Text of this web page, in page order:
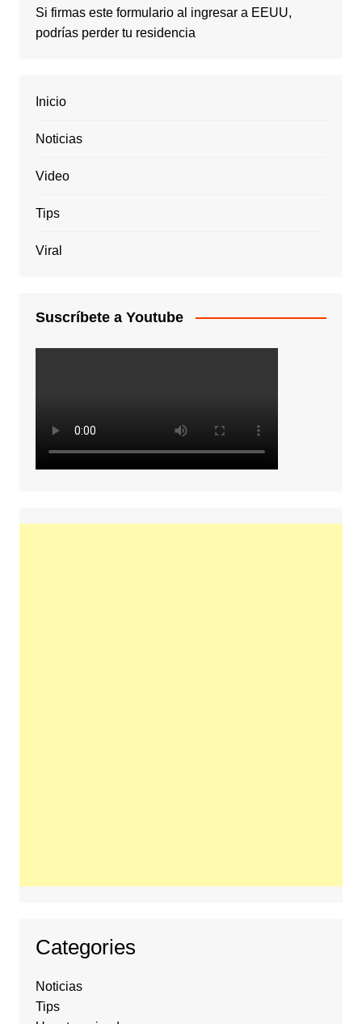
Si firmas este formulario al ingresar a EEUU,
podrías perder tu residencia
Inicio
Noticias
Video
Tips
Viral
Suscríbete a Youtube
Categories
Noticias
Tips